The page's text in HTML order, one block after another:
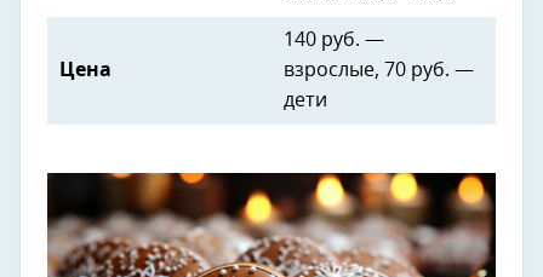
Цена
140 руб. —
взрослые, 70 руб. —
дети